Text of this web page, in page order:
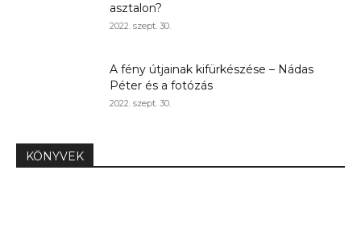
asztalon?
2022. szept. 30.
A fény útjainak kifürkészése – Nádas
Péter és a fotózás
2022. szept. 30.
KÖNYVEK